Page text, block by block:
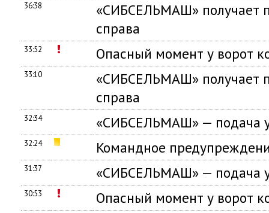
36:38
«СИБСЕЛЬМАШ» получает
справа
33:52 Опасный момент у ворот
33:10
«СИБСЕЛЬМАШ» получает
справа
32:34 «СИБСЕЛЬМАШ» — подача
32:24 Командное
31:37 «СИБСЕЛЬМАШ» — подача
30:53 Опасный момент у ворот